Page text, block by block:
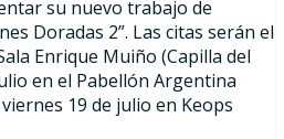
su nuevo trabajo de
Doradas 2”. Las citas serán el
Enrique Muiño (Capilla del
en el Pabellón Argentina
19 de julio en Keops